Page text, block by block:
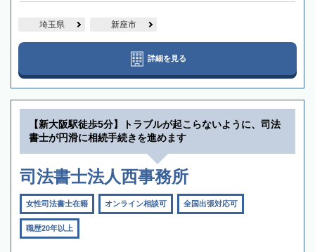
埼玉県 新座市
詳細を見る
【新大阪駅徒歩5分】トラブルが起こらないように、司法
書士が円滑に相続手続きを進めます
司法書士法人西事務所
女性司法書士在籍 オンライン相談可 全国出張対応可
職歴20年以上